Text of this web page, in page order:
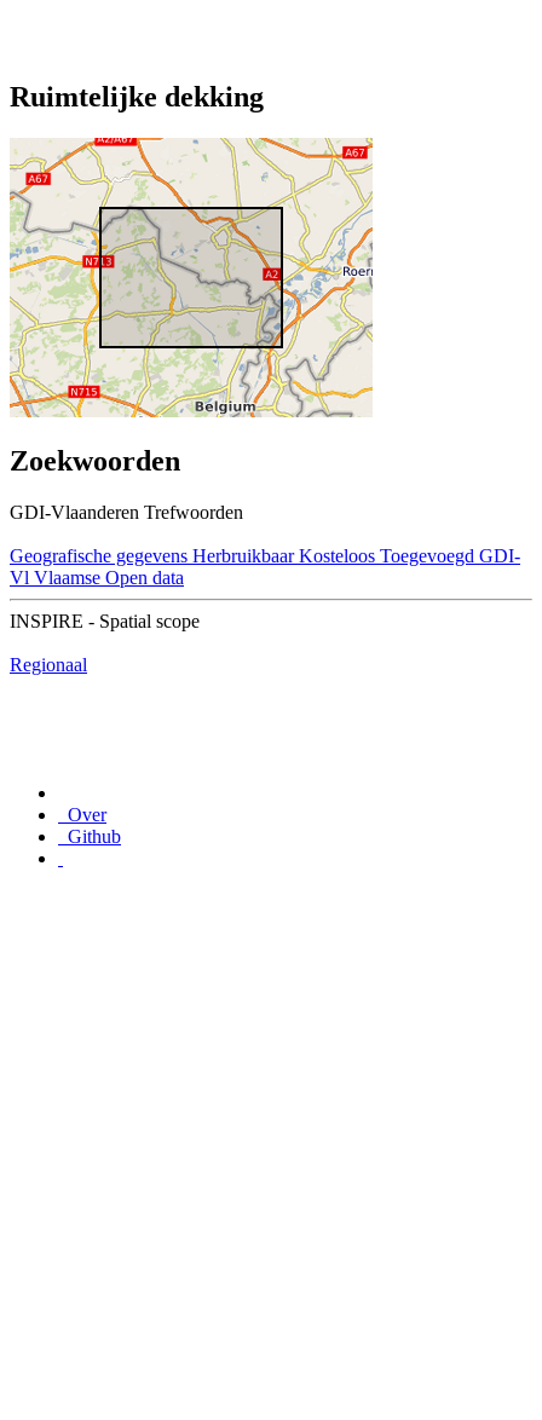
Ruimtelijke dekking
Zoekwoorden
GDI-Vlaanderen Trefwoorden
Geografische gegevens Herbruikbaar Kosteloos Toegevoegd GDI-
Vl Vlaamse Open data
INSPIRE - Spatial scope
Regionaal
Over
Github